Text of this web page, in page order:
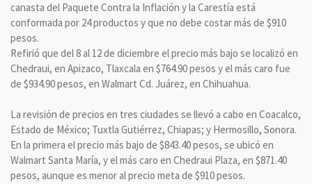
canasta del Paquete Contra la Inflación y la Carestía está
conformada por 24 productos y que no debe costar más de $910
pesos.
Refirió que del 8 al 12 de diciembre el precio más bajo se localizó en
Chedraui, en Apizaco, Tlaxcala en $764.90 pesos y el más caro fue
de $934.90 pesos, en Walmart Cd. Juárez, en Chihuahua.
La revisión de precios en tres ciudades se llevó a cabo en Coacalco,
Estado de México; Tuxtla Gutiérrez, Chiapas; y Hermosillo, Sonora.
En la primera el precio más bajo de $843.40 pesos, se ubicó en
Walmart Santa María, y el más caro en Chedraui Plaza, en $871.40
pesos, aunque es menor al precio meta de $910 pesos.